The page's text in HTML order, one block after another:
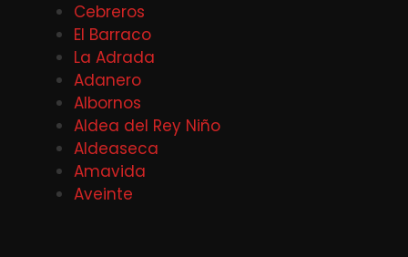
Cebreros
El Barraco
La Adrada
Adanero
Albornos
Aldea del Rey Niño
Aldeaseca
Amavida
Aveinte